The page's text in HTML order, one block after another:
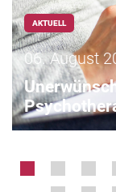
AKTUELL
06. August